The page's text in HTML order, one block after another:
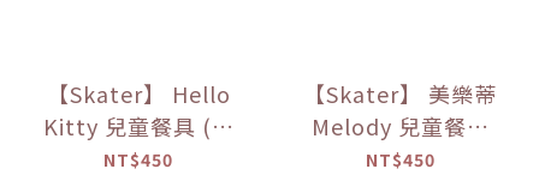
【Skater】 Hello
Kitty 兒童餐具 (湯
匙＆叉子)
NT$450
【Skater】 美樂蒂
Melody 兒童餐具
(湯匙＆叉子)
NT$450